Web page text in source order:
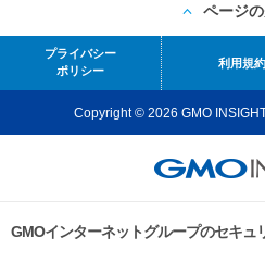
ページ
プライバシー
ポリシー
利用規約
Copyright © 2026 GMO
GMOインターネットグループのセキュ